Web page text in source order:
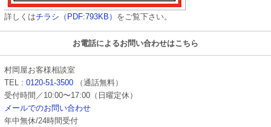
詳しくはチラシ（PDF:793KB） をご覧下さい。
お電話によるお問い合わせはこちら
村岡屋お客様相談室
TEL : 0120-51-3500（通話無料）
受付時間／10:00〜17:00（日曜定休）
メールでのお問い合わせ
年中無休/24時間受付